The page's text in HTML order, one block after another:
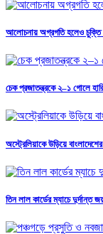
আলোচনায় অগ্রগতি হলেও চুক্তি
চেক প্রজাতন্ত্রকে ২–১ গোলে
অস্ট্রেলিয়াকে উড়িয়ে
তিন লাল কার্ডের ম্যাচে দুর্দান্ত